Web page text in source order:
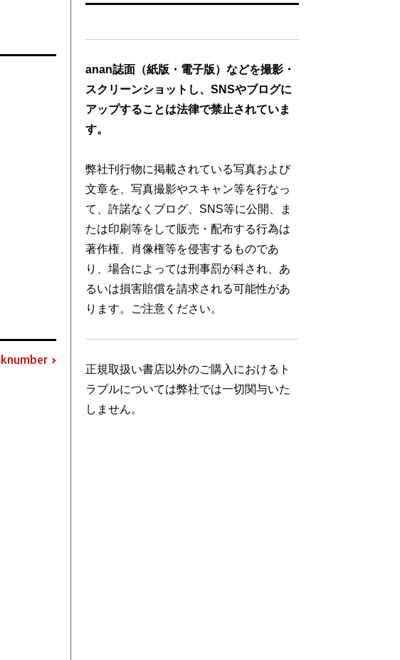
anan誌面（紙版・電子版）などを撮影・
スクリーンショットし、SNSやブログに
アップすることは法律で禁止されていま
す。
弊社刊行物に掲載されている写真および
文章を、写真撮影やスキャン等を行なっ
て、許諾なくブログ、SNS等に公開、ま
たは印刷等をして販売・配布する行為は
著作権、肖像権等を侵害するものであ
り、場合によっては刑事罰が科され、あ
るいは損害賠償を請求される可能性があ
ります。ご注意ください。
正規取扱い書店以外のご購入におけるト
ラブルについては弊社では一切関与いた
しません。